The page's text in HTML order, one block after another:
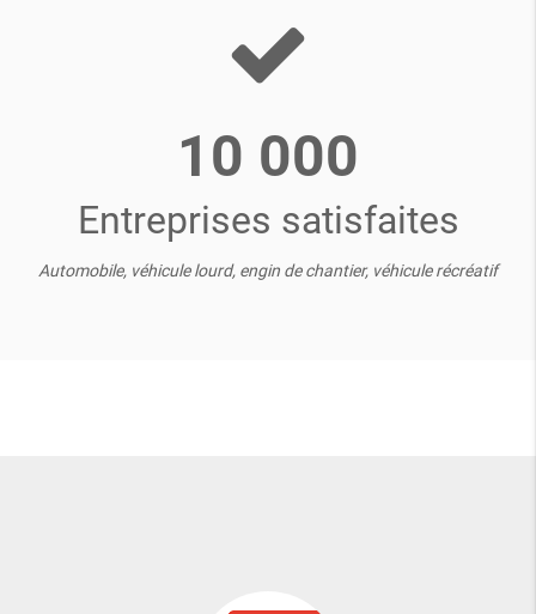
10 000
Entreprises satisfaites
Automobile, véhicule lourd, engin de chantier, véhicule récréatif